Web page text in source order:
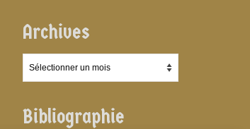
Archives
Bibliographie